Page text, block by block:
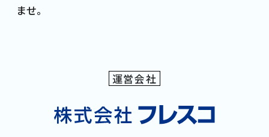
ませ。
運営会社